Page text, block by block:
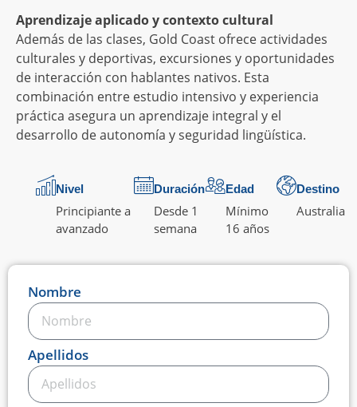
Aprendizaje aplicado y contexto cultural
Además de las clases, Gold Coast ofrece actividades
culturales y deportivas, excursiones y oportunidades
de interacción con hablantes nativos. Esta
combinación entre estudio intensivo y experiencia
práctica asegura un aprendizaje integral y el
desarrollo de autonomía y seguridad lingüística.
Nivel
Principiante a
avanzado
Duración
Desde 1
semana
Edad
Mínimo
16 años
Destino
Australia
Nombre
Apellidos